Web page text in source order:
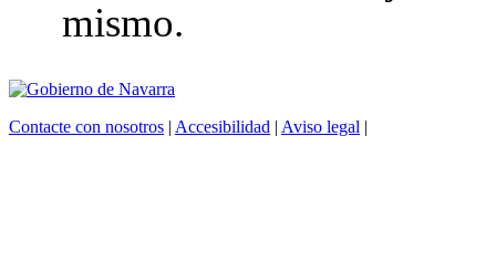
mismo.
Contacte con nosotros | Accesibilidad | Aviso legal |